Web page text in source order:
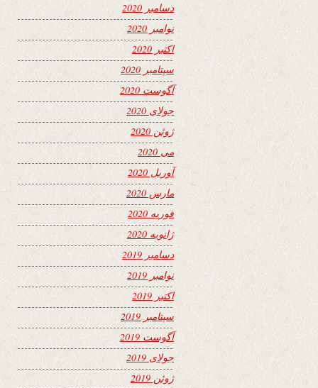
دسامبر 2020
نوامبر 2020
اکتبر 2020
سپتامبر 2020
آگوست 2020
جولای 2020
ژوئن 2020
می 2020
آوریل 2020
مارس 2020
فوریه 2020
ژانویه 2020
دسامبر 2019
نوامبر 2019
اکتبر 2019
سپتامبر 2019
آگوست 2019
جولای 2019
ژوئن 2019